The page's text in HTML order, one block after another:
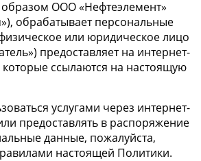
ООО «Нефтеэлемент»
обрабатывает персональные
или юридическое лицо
предоставляет на интернет-
ссылаются на настоящую
услугами через интернет-
предоставлять в распоряжение
данные, пожалуйста,
настоящей Политики.